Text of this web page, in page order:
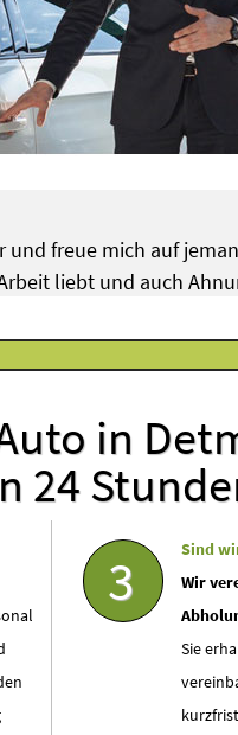
freue mich auf
liebt und auch
)
in
24
3
Sind
Wir
Sie